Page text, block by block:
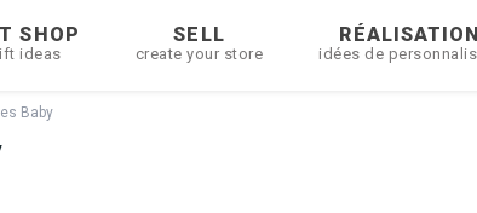
SHOP
ideas
SELL
create your store idées de
Baby